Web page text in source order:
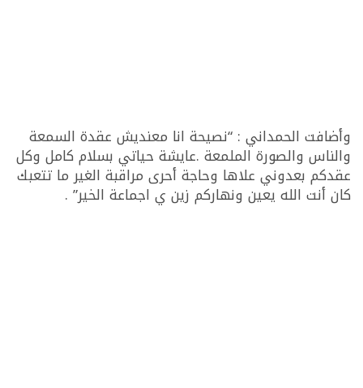
وأضافت الحمداني : “نصيحة انا معنديش عقدة السمعة
والناس والصورة الملمعة .عايشة حياتي بسلام كامل وكل
عقدكم بعدوني علاها وحاجة أحرى مراقبة الغير ما تتعبك
كان أنت الله يعين ونهاركم زين ي اجماعة الخير” .